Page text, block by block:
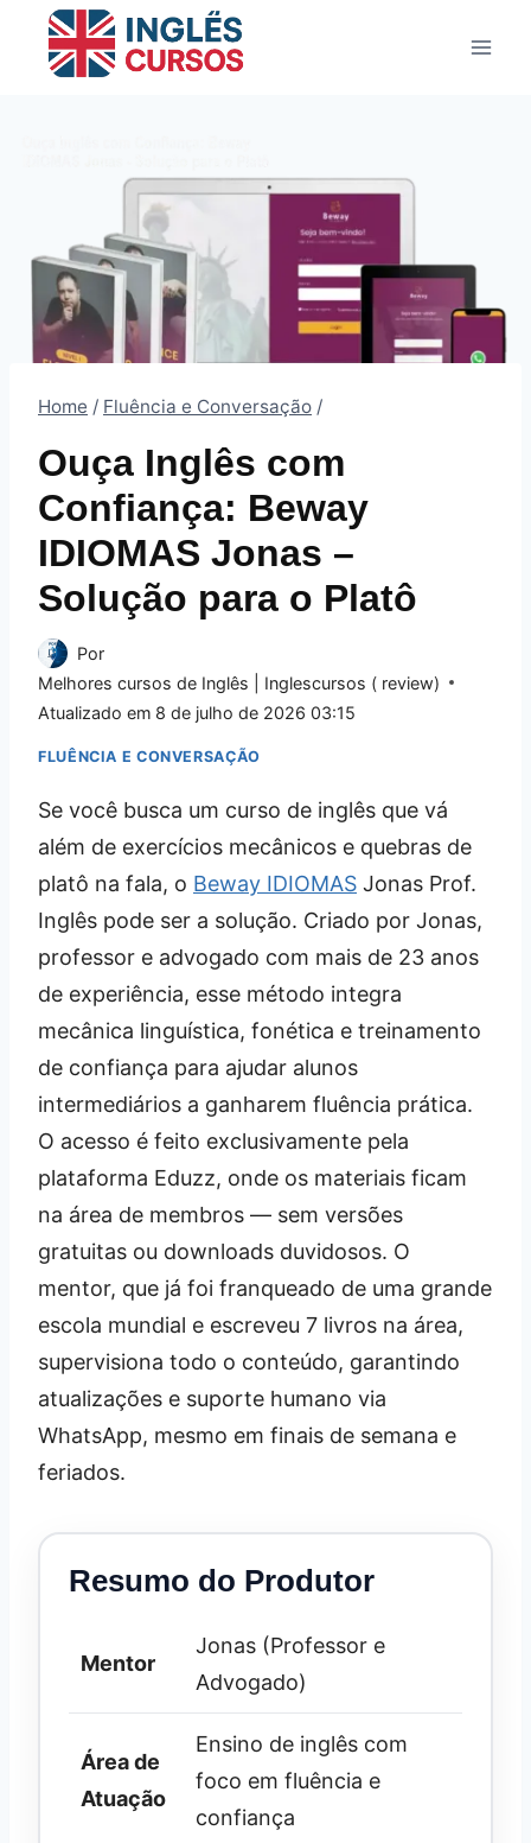
Home / Fluência e Conversação /
Ouça Inglês com
Confiança: Beway
IDIOMAS Jonas –
Solução para o Platô
Por
Melhores cursos de Inglês | Inglescursos ( review)
Atualizado em 8 de julho de 2026 03:15
FLUÊNCIA E CONVERSAÇÃO
Se você busca um curso de inglês que vá
além de exercícios mecânicos e quebras de
platô na fala, o Beway IDIOMAS Jonas Prof.
Inglês pode ser a solução. Criado por Jonas,
professor e advogado com mais de 23 anos
de experiência, esse método integra
mecânica linguística, fonética e treinamento
de confiança para ajudar alunos
intermediários a ganharem fluência prática.
O acesso é feito exclusivamente pela
plataforma Eduzz, onde os materiais ficam
na área de membros — sem versões
gratuitas ou downloads duvidosos. O
mentor, que já foi franqueado de uma grande
escola mundial e escreveu 7 livros na área,
supervisiona todo o conteúdo, garantindo
atualizações e suporte humano via
WhatsApp, mesmo em finais de semana e
feriados.
Resumo do Produtor
Mentor
Jonas (Professor e
Advogado)
Área de
Atuação
Ensino de inglês com
foco em fluência e
confiança